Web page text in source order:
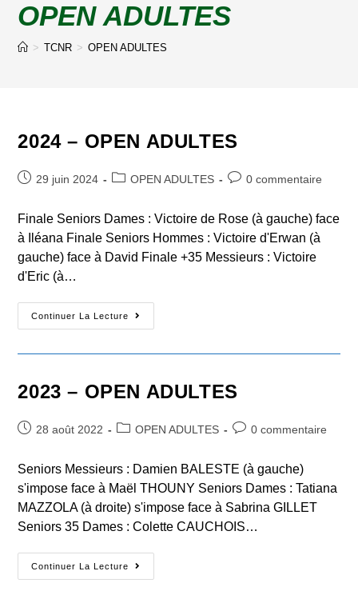
OPEN ADULTES
> TCNR > OPEN ADULTES
2024 – OPEN ADULTES
Post29 juin 2024
PostOPEN ADULTES
Post0 commentaire
Finale Seniors Dames : Victoire de Rose (à gauche) face
à Iléana Finale Seniors Hommes : Victoire d'Erwan (à
gauche) face à David Finale +35 Messieurs : Victoire
d'Eric (à…
Continuer La Lecture
–
2023 – OPEN ADULTES
Post28 août 2022
PostOPEN ADULTES
Post0 commentaire
Seniors Messieurs : Damien BALESTE (à gauche)
s'impose face à Maël THOUNY Seniors Dames : Tatiana
MAZZOLA (à droite) s'impose face à Sabrina GILLET
Seniors 35 Dames : Colette CAUCHOIS…
Continuer La Lecture
–